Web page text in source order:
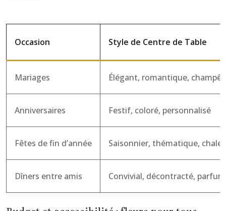
Occasion Style de Centre de Table
Mariages Élégant, romantique,
Anniversaires Festif, coloré, personnalisé
Fêtes de fin d’année Saisonnier, thématique,
Dîners entre amis Convivial, décontracté,